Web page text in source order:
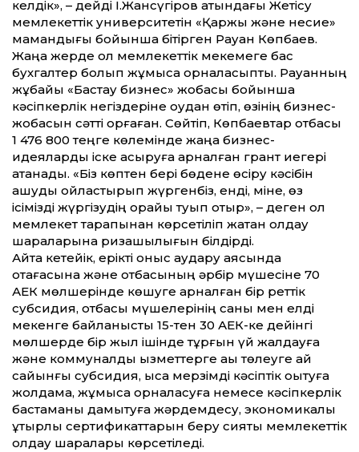
келдік», – дейді І.Жансүгіров атындағы Жетісу
мемлекеттік университетін «Қаржы және несие»
мамандығы бойынша бітірген Рауан Көпбаев.
Жаңа жерде ол мемлекеттік мекемеге бас
бухгалтер болып жұмысқа орналасыпты. Рауанның
жұбайы «Бастау бизнес» жобасы бойынша
кәсіпкерлік негіздеріне оқудан өтіп, өзінің бизнес-
жобасын сәтті қорғаған. Сөйтіп, Көпбаевтар отбасы
1 476 800 теңге көлемінде жаңа бизнес-
идеяларды іске асыруға арналған грант иегері
атанады. «Біз көптен бері бөдене өсіру кәсібін
ашуды ойластырып жүргенбіз, енді, міне, өз
ісімізді жүргізудің орайы туып отыр», – деген ол
мемлекет тарапынан көрсетіліп жатқан қолдау
шараларына ризашылығын білдірді.
Айта кетейік, ерікті қоныс аудару аясында
отағасына және отбасының әрбір мүшесіне 70
АЕК мөлшерінде көшуге арналған бір реттік
субсидия, отбасы мүшелерінің саны мен елді
мекенге байланысты 15-тен 30 АЕК-ке дейінгі
мөлшерде бір жыл ішінде тұрғын үй жалдауға
және коммуналдық қызметтерге ақы төлеуге ай
сайынғы субсидия, қысқа мерзімді кәсіптік оқытуға
жолдама, жұмысқа орналасуға немесе кәсіпкерлік
бастаманы дамытуға жәрдемдесу, экономикалық
ұтқырлық сертификаттарын беру сияқты мемлекеттік
қолдау шаралары көрсетіледі.